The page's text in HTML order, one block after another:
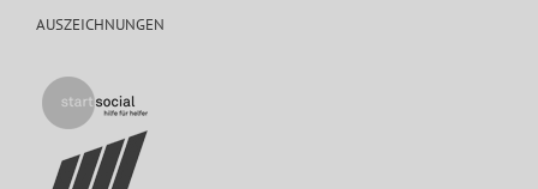
AUSZEICHNUNGEN